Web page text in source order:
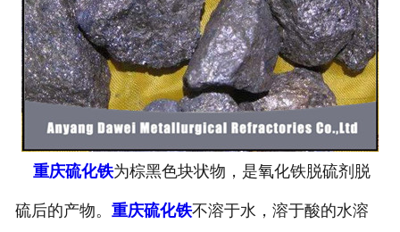
重庆硫化铁为棕黑色块状物，是氧化铁脱硫剂脱
硫后的产物。 重庆硫化铁不溶于水，溶于酸的水溶